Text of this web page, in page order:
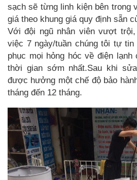
sạch sẽ từng linh kiện bên trong
giá theo khung giá quy định sẵn
Với đội ngũ nhân viên vượt
việc 7 ngày/tuần chúng tôi tự
phục mọi hỏng hóc về điện lạnh
thời gian sớm nhất.Sau khi
được hưởng một chế độ bảo
tháng đến 12 tháng.